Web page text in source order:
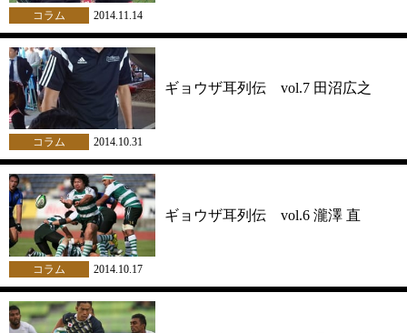
コラム 2014.11.14
ギョウザ耳列伝 vol.7 田沼広之
コラム 2014.10.31
ギョウザ耳列伝 vol.6 瀧澤 直
コラム 2014.10.17